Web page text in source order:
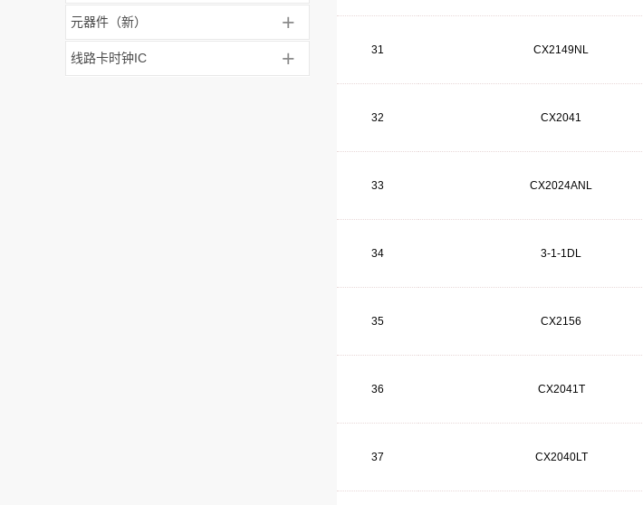
元器件（新） +
线路卡时钟IC + 31 CX2149NL
32 CX2041
33 CX2024ANL
34 3-1-1DL
35 CX2156
36 CX2041T
37 CX2040LT